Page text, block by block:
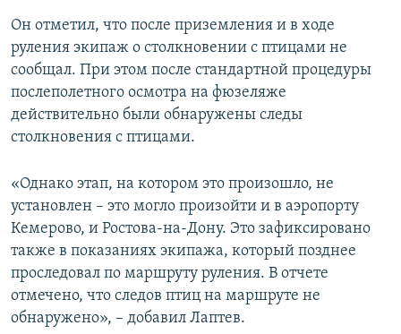
Он отметил, что после приземления и в ходе
руления экипаж о столкновении с птицами не
сообщал. При этом после стандартной процедуры
послеполетного осмотра на фюзеляже
действительно были обнаружены следы
столкновения с птицами.
«Однако этап, на котором это произошло, не
установлен – это могло произойти и в аэропорту
Кемерово, и Ростова-на-Дону. Это зафиксировано
также в показаниях экипажа, который позднее
проследовал по маршруту руления. В отчете
отмечено, что следов птиц на маршруте не
обнаружено», – добавил Лаптев.